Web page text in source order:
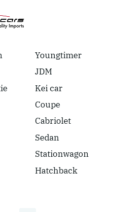
Youngtimer
JDM
Kei car
Coupe
Cabriolet
Sedan
Stationwagon
Hatchback